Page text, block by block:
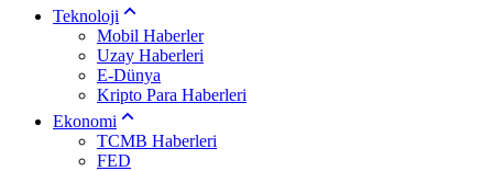
Teknoloji
Mobil Haberler
Uzay Haberleri
E-Dünya
Kripto Para Haberleri
Ekonomi
TCMB Haberleri
FED